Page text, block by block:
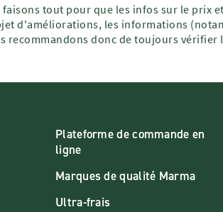
faisons tout pour que les infos sur le prix
d'améliorations, les informations
recommandons donc de toujours
Plateforme de commande en
ligne
Marques de qualité Marma
Ultra-frais